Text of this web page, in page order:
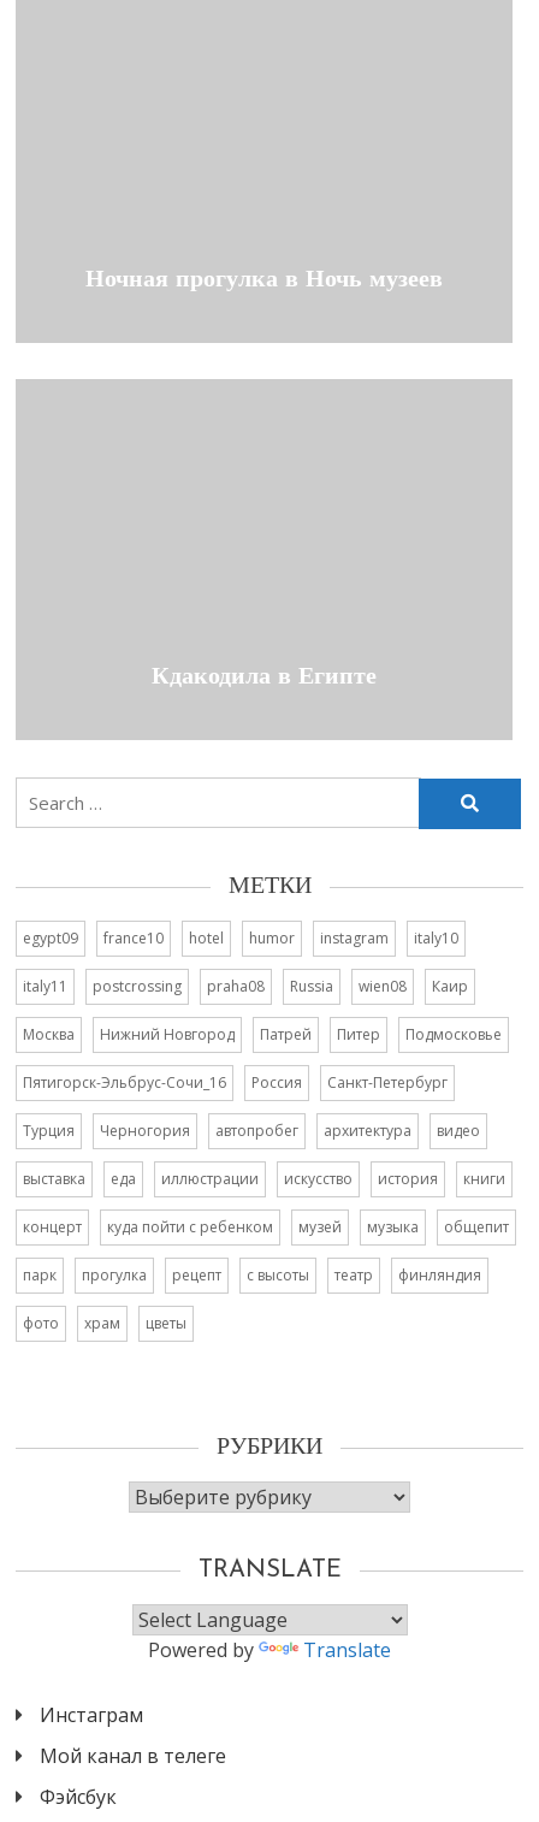
Ночная прогулка в Ночь музеев
Кдакодила в Египте
Search
МЕТКИ
egypt09 france10 hotel humor instagram italy10
italy11 postcrossing praha08 Russia wien08 Каир
Москва Нижний Новгород Патрей Питер Подмосковье
Пятигорск-Эльбрус-Сочи_16 Россия Санкт-Петербург
Турция Черногория автопробег архитектура видео
выставка еда иллюстрации искусство история книги
концерт куда пойти с ребенком музей музыка общепит
парк прогулка рецепт с высоты театр финляндия
фото храм цветы
РУБРИКИ
Рубрики
TRANSLATE
Powered by Translate
Инстаграм
Мой канал в телеге
Фэйсбук